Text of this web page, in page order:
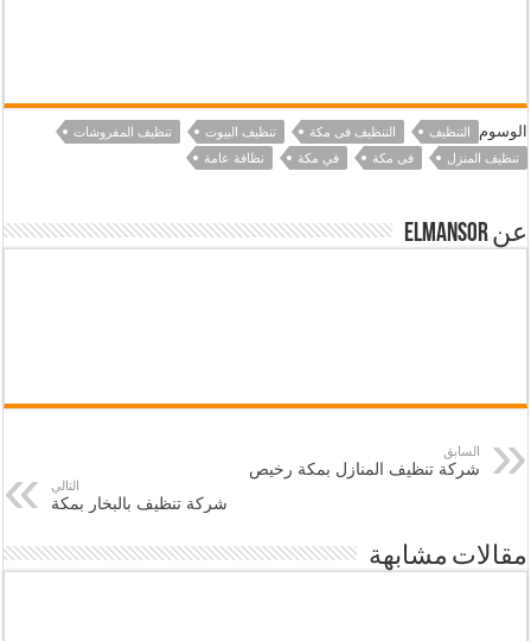
الوسوم التنظيف التنظيف فى مكة تنظيف البيوت
تنظيف المفروشات
تنظيف المنزل
فى مكة في مكة نظافة عامة
عن elmansor
السابق
شركة تنظيف المنازل بمكة رخيص
التالي
شركة تنظيف بالبخار بمكة
مقالات مشابهة